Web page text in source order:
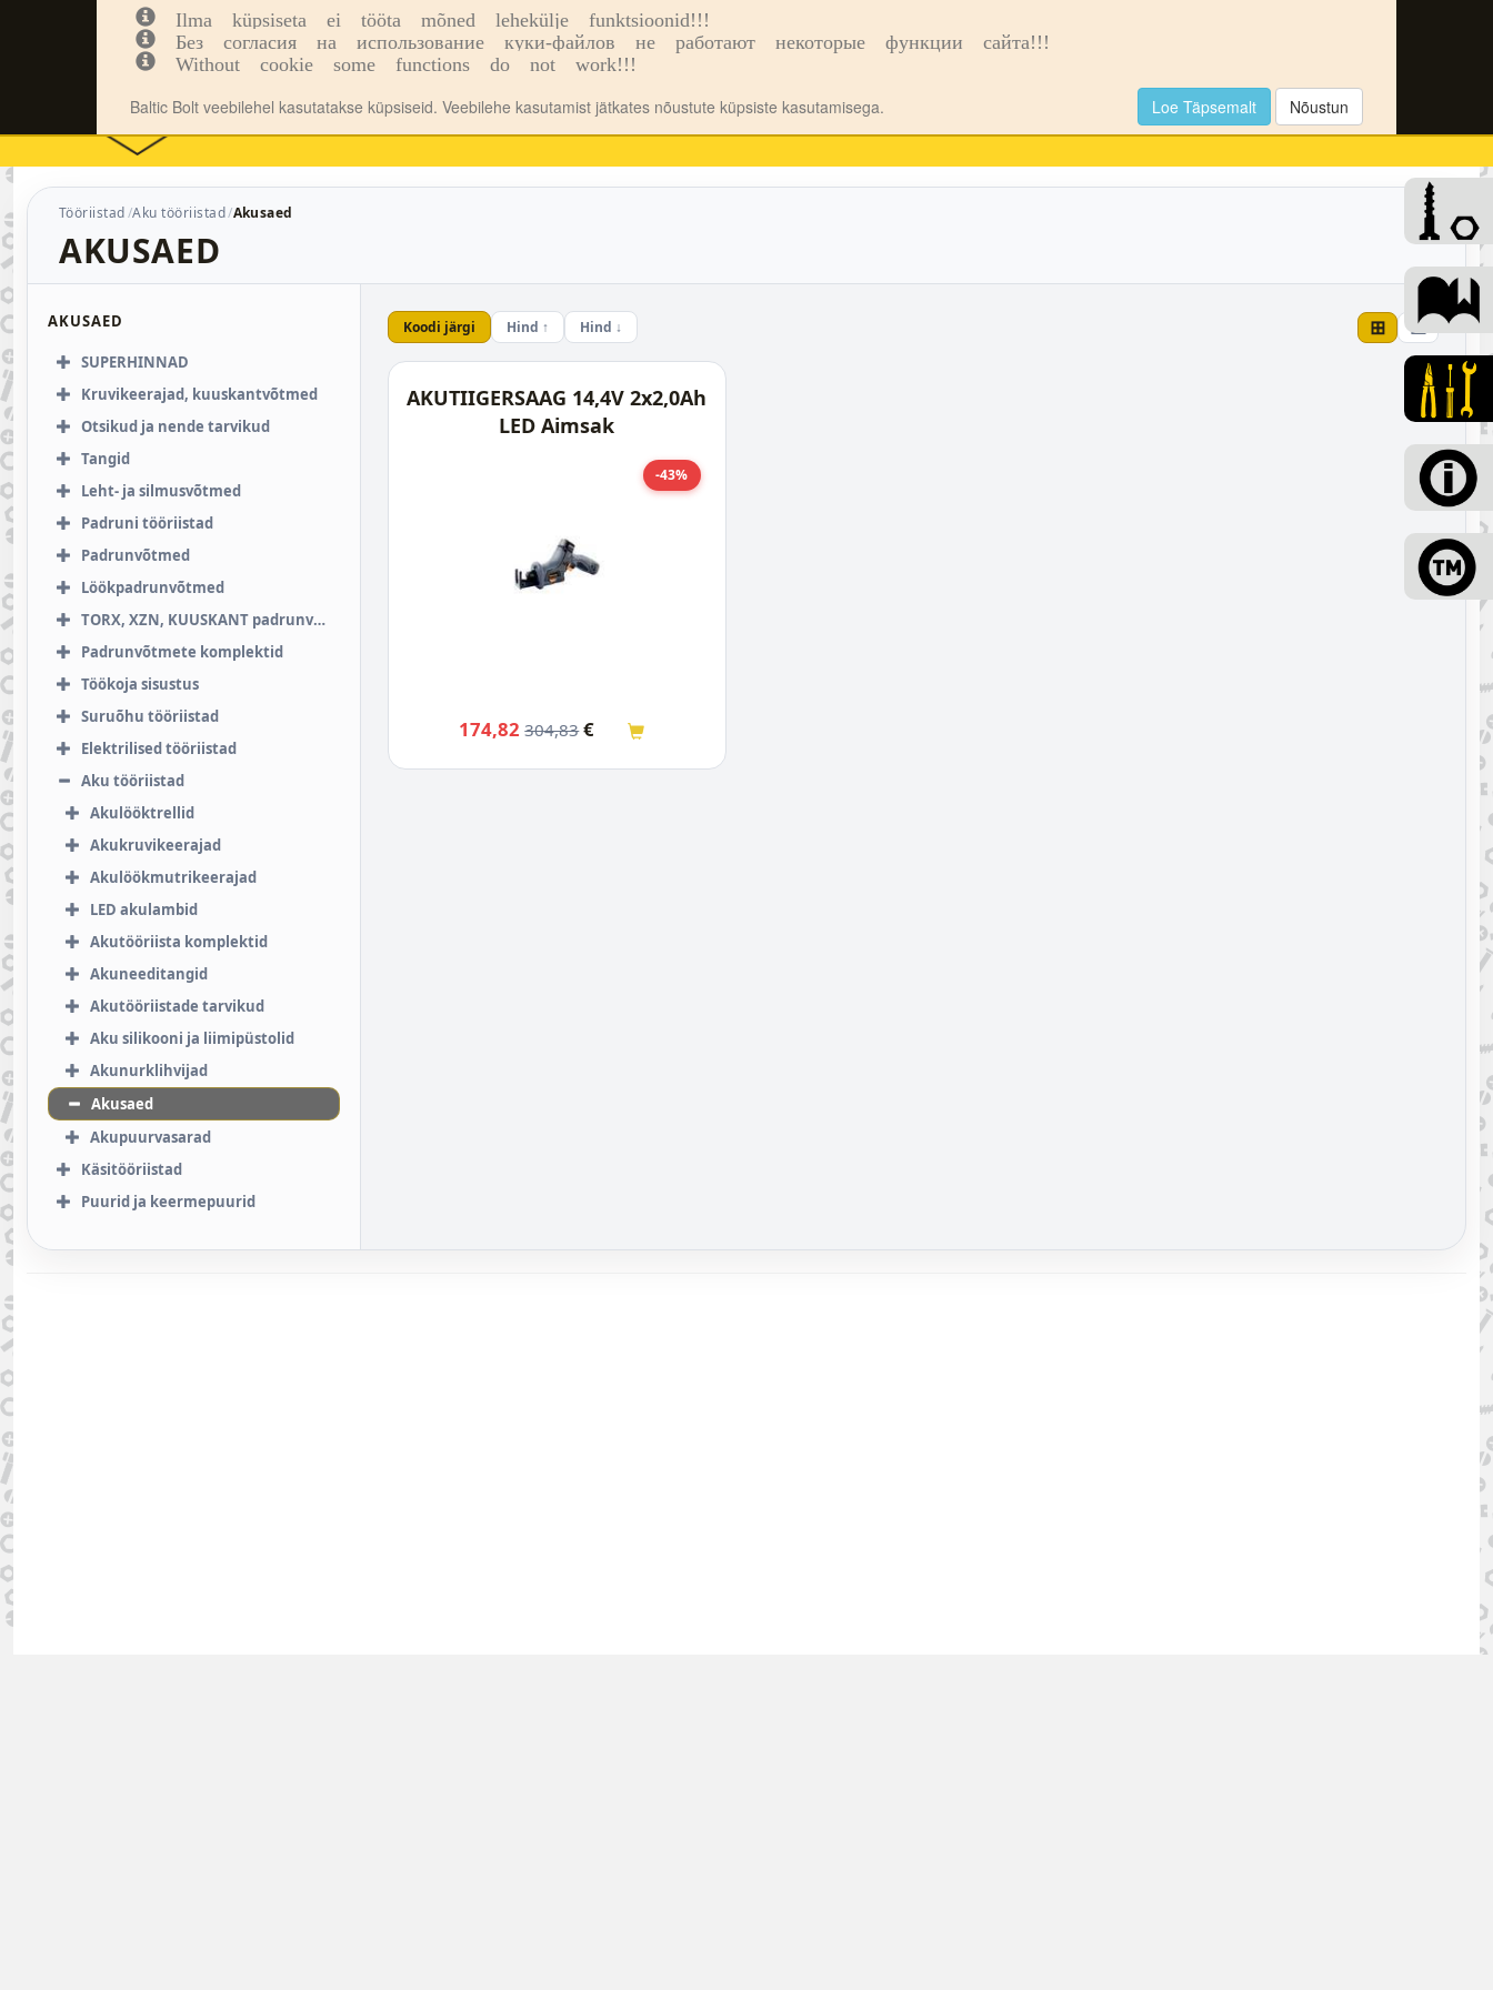
Kinnitusvahendid Tööriistad Info Kauplused
Ilma küpsiseta ei tööta mõned lehekülje funktsioonid!!!
Без согласия на использование куки-файлов не работают некоторые функции сайта!!!
Without cookie some functions do not work!!!
Baltic Bolt veebilehel kasutatakse küpsiseid. Veebilehe kasutamist jätkates nõustute küpsiste kasutamisega. Loe Täpsemalt Nõustun
Tööriistad Aku tööriistad Akusaed
AKUSAED
AKUSAED
SUPERHINNAD
Kruvikeerajad, kuuskantvõtmed
Otsikud ja nende tarvikud
Tangid
Leht- ja silmusvõtmed
Padruni tööriistad
Padrunvõtmed
Löökpadrunvõtmed
TORX, XZN, KUUSKANT padrunvõtmed
Padrunvõtmete komplektid
Töökoja sisustus
Suruõhu tööriistad
Elektrilised tööriistad
Aku tööriistad
Akulööktrellid
Akukruvikeerajad
Akulöökmutrikeerajad
LED akulambid
Akutööriista komplektid
Akuneeditangid
Akutööriistade tarvikud
Aku silikooni ja liimipüstolid
Akunurklihvijad
Akusaed
Akupuurvasarad
Käsitööriistad
Puurid ja keermepuurid
Koodi järgi Hind ↑ Hind ↓ ⊞ ☰
AKUTIIGERSAAG 14,4V 2x2,0Ah
LED Aimsak
-43%
174,82 304,83€